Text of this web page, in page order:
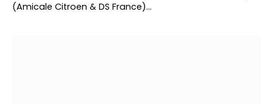
(Amicale Citroen & DS France)…